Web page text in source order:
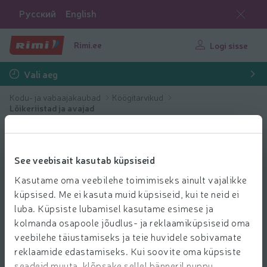
See veebisait kasutab küpsiseid
Kasutame oma veebilehe toimimiseks ainult vajalikke
küpsised. Me ei kasuta muid küpsiseid, kui te neid ei
luba. Küpsiste lubamisel kasutame esimese ja
kolmanda osapoole jõudlus- ja reklaamiküpsiseid oma
veebilehe täiustamiseks ja teie huvidele sobivamate
reklaamide edastamiseks. Kui soovite oma küpsiste
Русский English
Rimi.ee Logi sisse
Vali aeg
Kodu- ja vabaajakaubad
Köögitarvikud
Lõikeriistad ja avajad